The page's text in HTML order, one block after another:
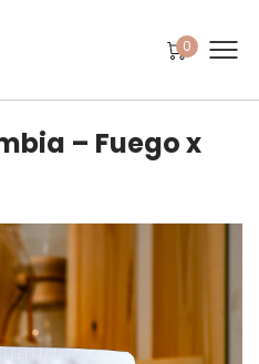
0
– Fuego x